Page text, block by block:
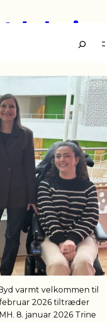
Søg
i
varmt velkommen til
februar 2026 tiltræder
8. januar 2026 Trine